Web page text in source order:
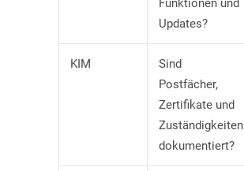
Funktionen und
Updates?
KIM
Sind
Postfächer,
Zertifikate und
Zuständigkeiten
dokumentiert?